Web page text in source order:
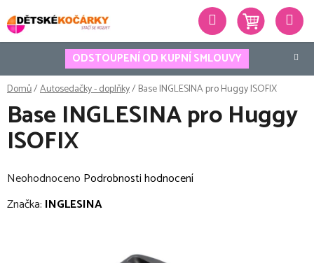
na
obsah
ODSTOUPENÍ OD KUPNÍ SMLOUVY
Hledat
Domů/Autosedačky - doplňky/Base INGLESINA pro Huggy ISOFIX
Base INGLESINA pro Huggy
ISOFIX
Průměrné
hodnocení
Neohodnoceno Podrobnosti hodnocení
Značka: INGLESINA